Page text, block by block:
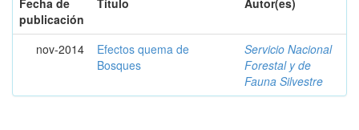
Fecha de
publicación
Título Autor(es)
nov-2014
Efectos quema de
Bosques
Servicio Nacional
Forestal y de
Fauna Silvestre